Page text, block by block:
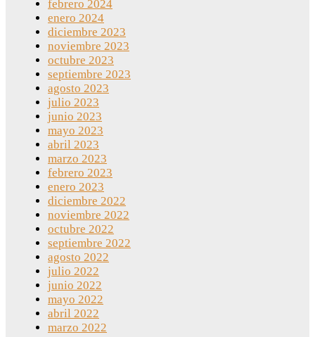
febrero 2024
enero 2024
diciembre 2023
noviembre 2023
octubre 2023
septiembre 2023
agosto 2023
julio 2023
junio 2023
mayo 2023
abril 2023
marzo 2023
febrero 2023
enero 2023
diciembre 2022
noviembre 2022
octubre 2022
septiembre 2022
agosto 2022
julio 2022
junio 2022
mayo 2022
abril 2022
marzo 2022